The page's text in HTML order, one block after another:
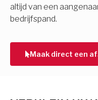
altijd van een
bedrijfspand.
Maak direct een